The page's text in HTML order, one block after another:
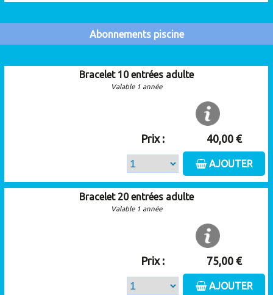
Abonnements piscine
Bracelet 10 entrées adulte
Valable 1 année
Prix : 40,00 €
AJOUTER
Bracelet 20 entrées adulte
Valable 1 année
Prix : 75,00 €
AJOUTER